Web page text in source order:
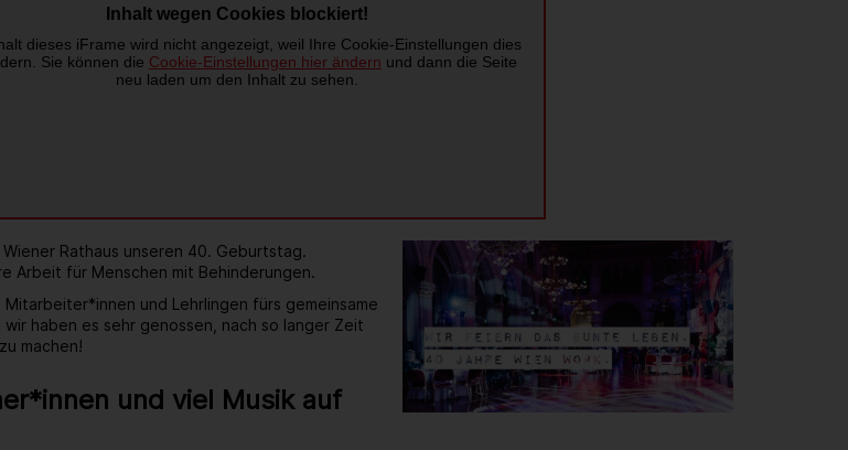
Rathaus unseren 40. Geburtstag.
Arbeit für Menschen mit Behinderungen.
und Lehrlingen fürs gemeinsame
haben es sehr genossen, nach so langer Zeit
machen!
und viel Musik auf